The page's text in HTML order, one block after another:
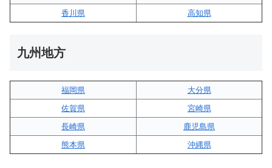
香川県
高知県
九州地方
福岡県
大分県
佐賀県
宮崎県
長崎県
鹿児島県
熊本県
沖縄県